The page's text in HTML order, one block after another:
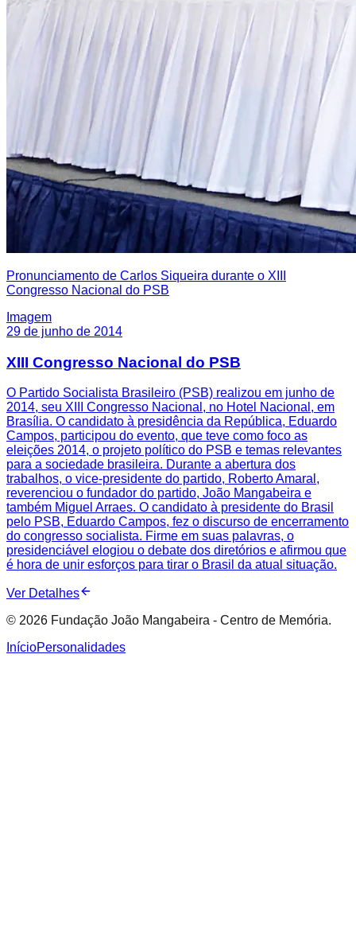
Pronunciamento de Carlos Siqueira durante o XIII
Congresso Nacional do PSB
Imagem
29 de junho de 2014
XIII Congresso Nacional do PSB
O Partido Socialista Brasileiro (PSB) realizou em junho de
2014, seu XIII Congresso Nacional, no Hotel Nacional, em
Brasília. O candidato à presidência da República, Eduardo
Campos, participou do evento, que teve como foco as
eleições 2014, o projeto político do PSB e temas relevantes
para a sociedade brasileira. Durante a abertura dos
trabalhos, o vice-presidente do partido, Roberto Amaral,
reverenciou o fundador do partido, João Mangabeira e
também Miguel Arraes. O candidato à presidente do Brasil
pelo PSB, Eduardo Campos, fez o discurso de encerramento
do congresso socialista. Firme em suas palavras, o
presidenciável elogiou o debate dos diretórios e afirmou que
é hora de unir esforços para tirar o Brasil da atual situação.
Ver Detalhes
© 2026 Fundação João Mangabeira - Centro de Memória.
InícioPersonalidades